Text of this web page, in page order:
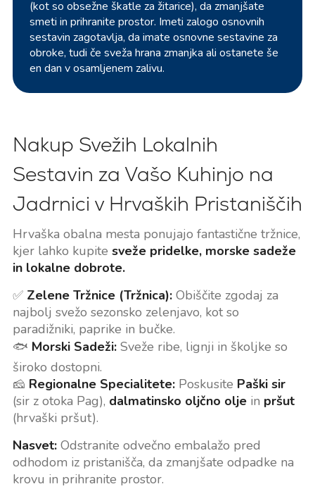
(kot so obsežne škatle za žitarice), da zmanjšate
smeti in prihranite prostor. Imeti zalogo osnovnih
sestavin zagotavlja, da imate osnovne sestavine za
obroke, tudi če sveža hrana zmanjka ali ostanete še
en dan v osamljenem zalivu.
Nakup Svežih Lokalnih
Sestavin za Vašo Kuhinjo na
Jadrnici v Hrvaških Pristaniščih
Hrvaška obalna mesta ponujajo fantastične tržnice,
kjer lahko kupite sveže pridelke, morske sadeže
in lokalne dobrote.
✅ Zelene Tržnice (Tržnica):Obiščite zgodaj za
najbolj svežo sezonsko zelenjavo, kot so
paradižniki, paprike in bučke.
🐟 Morski Sadeži:Sveže ribe, lignji in školjke so
široko dostopni.
🧀 Regionalne Specialitete:Poskusite Paški sir
(sir z otoka Pag), dalmatinsko oljčno oljein pršut
(hrvaški pršut).
Nasvet:Odstranite odvečno embalažo pred
odhodom iz pristanišča, da zmanjšate odpadke na
krovu in prihranite prostor.